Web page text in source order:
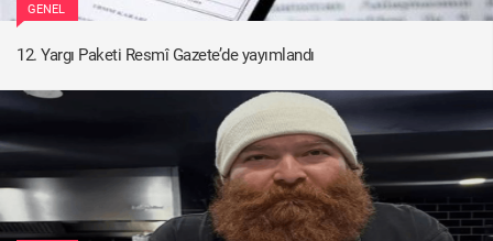
GENEL
12. Yargı Paketi Resmî Gazete’de yayımlandı